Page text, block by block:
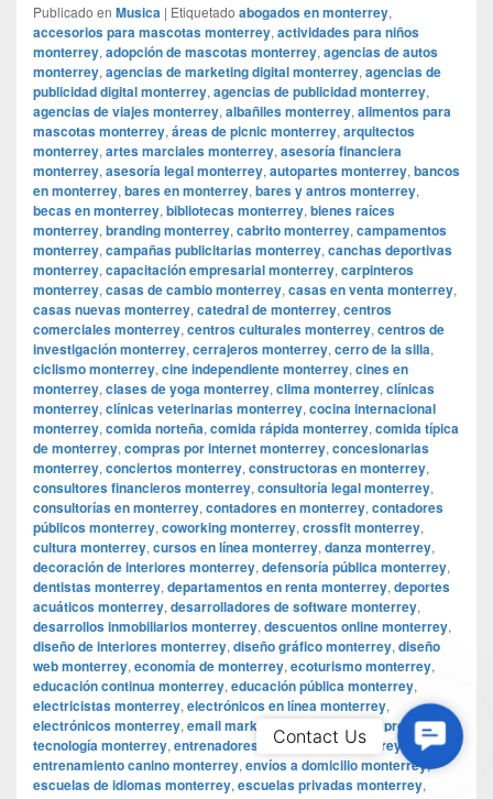
Publicado en Musica | Etiquetado abogados en monterrey,
accesorios para mascotas monterrey, actividades para niños
monterrey, adopción de mascotas monterrey, agencias de autos
monterrey, agencias de marketing digital monterrey, agencias de
publicidad digital monterrey, agencias de publicidad monterrey,
agencias de viajes monterrey, albañiles monterrey, alimentos para
mascotas monterrey, áreas de picnic monterrey, arquitectos
monterrey, artes marciales monterrey, asesoría financiera
monterrey, asesoría legal monterrey, autopartes monterrey, bancos
en monterrey, bares en monterrey, bares y antros monterrey,
becas en monterrey, bibliotecas monterrey, bienes raíces
monterrey, branding monterrey, cabrito monterrey, campamentos
monterrey, campañas publicitarias monterrey, canchas deportivas
monterrey, capacitación empresarial monterrey, carpinteros
monterrey, casas de cambio monterrey, casas en venta monterrey,
casas nuevas monterrey, catedral de monterrey, centros
comerciales monterrey, centros culturales monterrey, centros de
investigación monterrey, cerrajeros monterrey, cerro de la silla,
ciclismo monterrey, cine independiente monterrey, cines en
monterrey, clases de yoga monterrey, clima monterrey, clínicas
monterrey, clínicas veterinarias monterrey, cocina internacional
monterrey, comida norteña, comida rápida monterrey, comida típica
de monterrey, compras por internet monterrey, concesionarias
monterrey, conciertos monterrey, constructoras en monterrey,
consultores financieros monterrey, consultoría legal monterrey,
consultorías en monterrey, contadores en monterrey, contadores
públicos monterrey, coworking monterrey, crossfit monterrey,
cultura monterrey, cursos en línea monterrey, danza monterrey,
decoración de interiores monterrey, defensoría pública monterrey,
dentistas monterrey, departamentos en renta monterrey, deportes
acuáticos monterrey, desarrolladores de software monterrey,
desarrollos inmobiliarios monterrey, descuentos online monterrey,
diseño de interiores monterrey, diseño gráfico monterrey, diseño
web monterrey, economía de monterrey, ecoturismo monterrey,
educación continua monterrey, educación pública monterrey,
electricistas monterrey, electrónicos en línea monterrey,
electrónicos monterrey, email marketing monterrey,empresas de
tecnología monterrey, entrenadores personales monterrey
entrenamiento canino monterrey, envíos a domicilio monterrey,
escuelas de idiomas monterrey, escuelas privadas monterrey,
Us
Contact Us